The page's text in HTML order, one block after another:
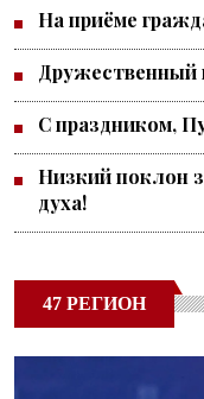
На приёме
Дружественный
С праздником,
Низкий поклон
духа!
47 РЕГИОН